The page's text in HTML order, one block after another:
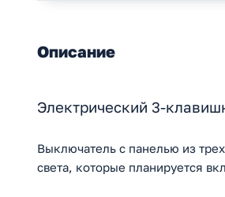
Описание
Электрический 3-
Выключатель с панелью из
света, которые планируется